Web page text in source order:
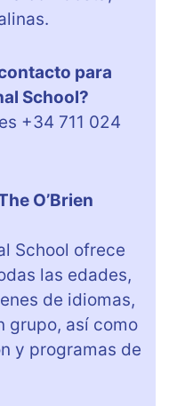
para
School?
+34 711 024
O’Brien
School ofrece
las edades,
de idiomas,
grupo, así como
y programas de